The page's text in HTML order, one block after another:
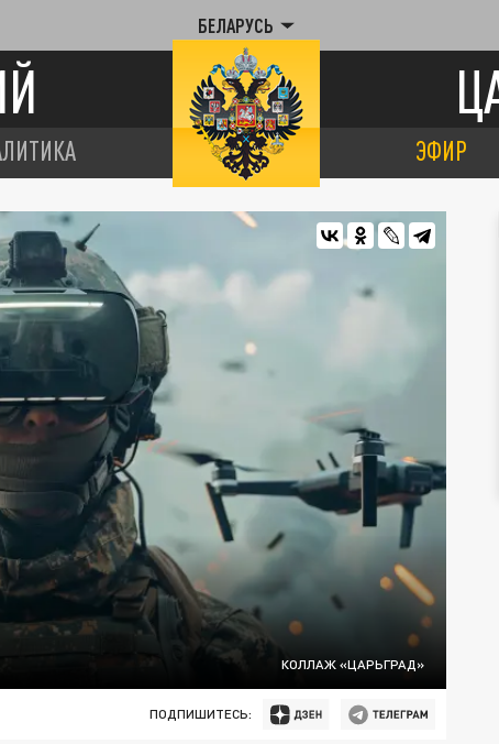
БЕЛАРУСЬ
ЭФИР
КОЛЛАЖ «ЦАРЬГРАД»
ПОДПИШИТЕСЬ: